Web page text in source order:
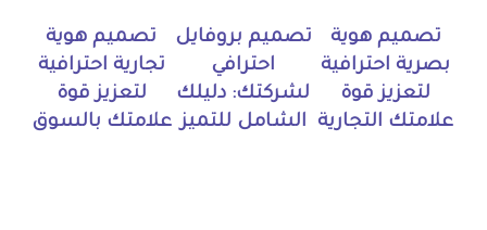
تصميم هوية
بصرية احترافية
لتعزيز قوة
علامتك التجارية
تصميم بروفايل
احترافي
لشركتك: دليلك
الشامل للتميز
تصميم هوية
تجارية احترافية
لتعزيز قوة
علامتك بالسوق